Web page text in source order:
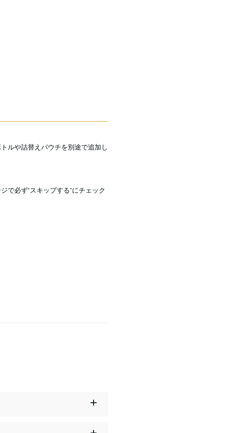
ルや詰替えパウチを別途で追加し
で必ず"スキップする"にチェック